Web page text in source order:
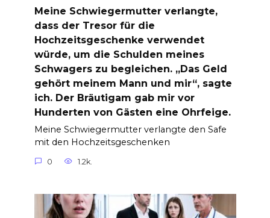
Meine Schwiegermutter verlangte,
dass der Tresor für die
Hochzeitsgeschenke verwendet
würde, um die Schulden meines
Schwagers zu begleichen. „Das Geld
gehört meinem Mann und mir“, sagte
ich. Der Bräutigam gab mir vor
Hunderten von Gästen eine Ohrfeige.
Meine Schwiegermutter verlangte den Safe
mit den Hochzeitsgeschenken
0 1.2k.